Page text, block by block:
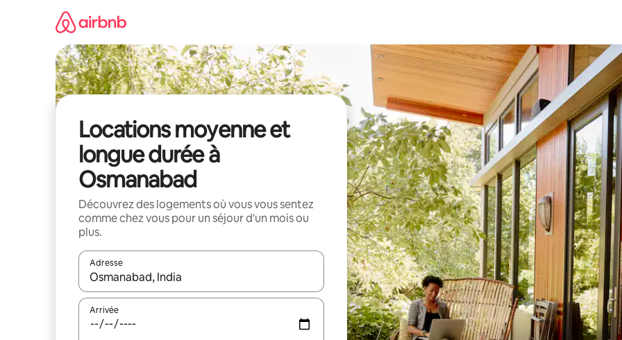
Locations moyenne et
longue durée à
Osmanabad
Découvrez des logements où vous vous sentez
comme chez vous pour un séjour d'un mois ou
plus.
Adresse
Lorsque les résultats s'affichent, utilisez les flèches vers le haut et vers le bas pour les parcourir ou en appuyant et en
Arrivée